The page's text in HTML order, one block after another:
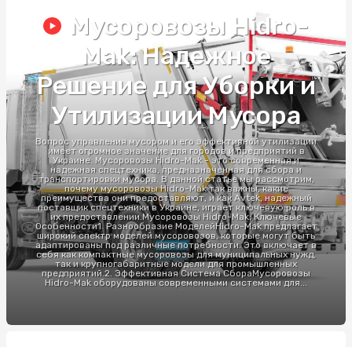
Мусоровозы Hidro-
Mak: Надежное
Решение для Уборки и
Утилизации Мусора
Вопрос управления мусором и его эффективной утилизации
имеет огромное значение для городов и предприятий в
Украине. Мусоровозы Hidro-Mak - это современная и
надежная спецтехника, предназначенная для сбора и
транспортировки мусора. В данной статье мы рассмотрим,
почему мусоровозы Hidro-Mak так важны, какие
преимущества они предоставляют, и как Avtek, надежный
поставщик спецтехники в Украине, играет ключевую роль в
их предоставлении.Мусоровозы Hidro-Mak: Ключевые
Особенности1. Разнообразие МоделейHidro-Mak предлагает
широкий спектр моделей мусоровозов, которые могут быть
адаптированы под различные потребности. Это включает в
себя как компактные мусоровозы для муниципальных нужд,
так и крупногабаритные модели для промышленных
предприятий.2. Эффективная Система СбораМусоровозы
Hidro-Mak оборудованы современными системами для...